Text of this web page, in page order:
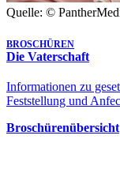
Quelle: ©
BROSCHÜREN
Die Vaterschaft
Informationen zu
Feststellung und
Broschürenübersicht